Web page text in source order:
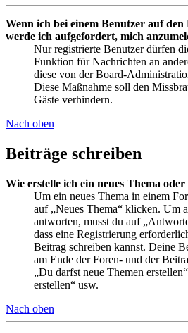
Wenn ich bei einem Benutzer auf
werde ich aufgefordert, mich
Nur registrierte Benutzer dürfen
Funktion für Nachrichten an
diese von der Board-
Diese Maßnahme soll den
Gäste verhindern.
Nach oben
Beiträge schreiben
Wie erstelle ich ein neues Thema
Um ein neues Thema in einem
auf „Neues Thema“ klicken. Um
antworten, musst du auf
dass eine Registrierung
Beitrag schreiben kannst. Deine
am Ende der Foren- und der
„Du darfst neue Themen
erstellen“ usw.
Nach oben